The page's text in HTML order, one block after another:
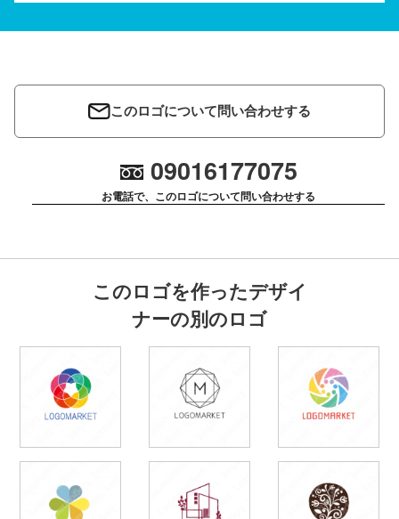
このロゴについて問い合わせする
09016177075
お電話で、このロゴについて問い合わせする
このロゴを作ったデザイ
ナーの別のロゴ